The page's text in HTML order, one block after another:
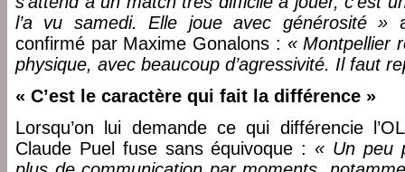
l’a vu samedi. Elle joue avec générosité »
confirmé par Maxime Gonalons : « Montpellier
physique, avec beaucoup d’agressivité. Il faut
« C’est le caractère qui fait la différence »
Lorsqu’on lui demande ce qui différencie
Claude Puel fuse sans équivoque :« Un peu